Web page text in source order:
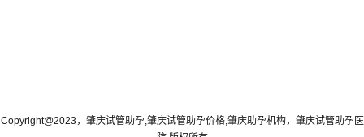
Copyright@2023，肇庆试管助孕,肇庆试管助孕价格,肇庆助孕机构，肇庆试管助孕医